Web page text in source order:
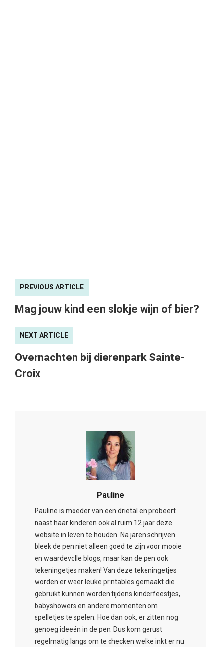
PREVIOUS ARTICLE
Mag jouw kind een slokje wijn of bier?
NEXT ARTICLE
Overnachten bij dierenpark Sainte-
Croix
Pauline
Pauline is moeder van een drietal en probeert
naast haar kinderen ook al ruim 12 jaar deze
website in leven te houden. Na jaren schrijven
bleek de pen niet alleen goed te zijn voor mooie
en waardevolle blogs, maar kan de pen ook
tekeningetjes maken! Van deze tekeningetjes
worden er weer leuke printables gemaakt die
gebruikt kunnen worden tijdens kinderfeestjes,
babyshowers en andere momenten om
spelletjes te spelen. Hoe dan ook, er zitten nog
genoeg ideeën in de pen. Dus kom gerust
regelmatig langs om te checken welke inkt er nu